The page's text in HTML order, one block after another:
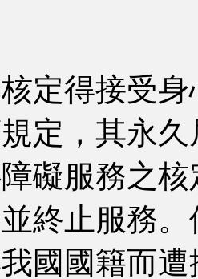
定得接受
定，其永
礙服務之
終止服務
國國籍而